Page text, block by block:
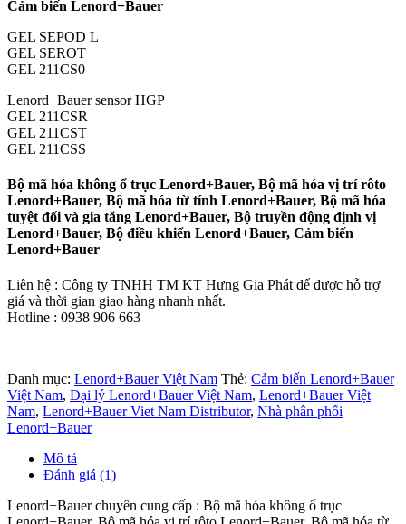
Cảm biến Lenord+Bauer
GEL SEPOD L
GEL SEROT
GEL 211CS0
Lenord+Bauer sensor HGP
GEL 211CSR
GEL 211CST
GEL 211CSS
Bộ mã hóa không ổ trục Lenord+Bauer, Bộ mã hóa vị trí rôto
Lenord+Bauer, Bộ mã hóa từ tính Lenord+Bauer, Bộ mã hóa
tuyệt đối và gia tăng Lenord+Bauer, Bộ truyền động định vị
Lenord+Bauer, Bộ điều khiển Lenord+Bauer, Cảm biến
Lenord+Bauer
Liên hệ : Công ty TNHH TM KT Hưng Gia Phát để được hỗ trợ
giá và thời gian giao hàng nhanh nhất.
Hotline : 0938 906 663
Danh mục: Lenord+Bauer Việt Nam Thẻ: Cảm biến Lenord+Bauer
Việt Nam, Đại lý Lenord+Bauer Việt Nam, Lenord+Bauer Việt
Nam, Lenord+Bauer Viet Nam Distributor, Nhà phân phối
Lenord+Bauer
Mô tả
Đánh giá (1)
Lenord+Bauer chuyên cung cấp : Bộ mã hóa không ổ trục